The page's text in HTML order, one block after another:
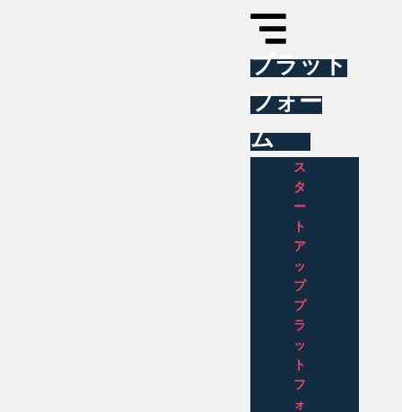
プラット
フォー
ム
ス
タ
ー
ト
ア
ッ
プ
プ
ラ
ッ
ト
フ
ォ